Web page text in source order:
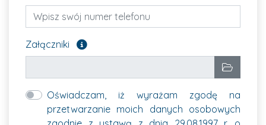
Załączniki Załącz pliki, które chcesz wysłać. Pole
Wybierz
Oświadczam, iż wyrażam zgodę na
przetwarzanie moich danych osobowych